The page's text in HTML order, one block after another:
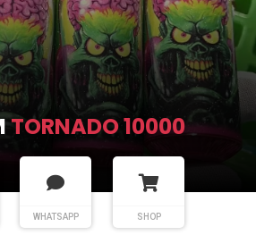
TORNADO 9000
WHATSAPP SHOP